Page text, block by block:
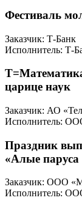
Фестиваль
Заказчик: Т-Банк
Исполнитель: Т-
царице наук
Заказчик: АО
Исполнитель:
Праздник
«Алые паруса
Заказчик: ООО
Исполнитель: